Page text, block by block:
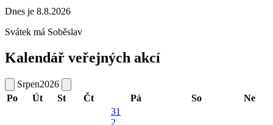
Dnes je 8.8.2026
Svátek má Soběslav
Kalendář veřejných akcí
Srpen2026
Po
Út St Čt Pá So Ne
31
2